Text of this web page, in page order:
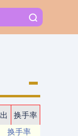
换手率
换手率